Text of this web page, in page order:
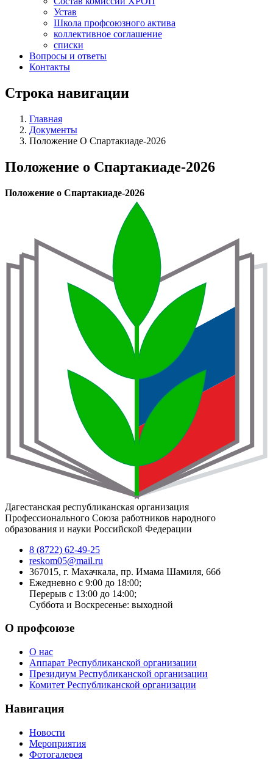
Устав
Школа профсоюзного актива
коллективное соглашение
списки
Вопросы и ответы
Контакты
Строка навигации
Главная
Документы
Положение О Спартакиаде-2026
Положение о Спартакиаде-2026
Положение о Спартакиаде-2026
Дагестанская республиканская организация
Профессионального Союза работников народного
образования и науки Российской Федерации
8 (8722) 62-49-25
reskom05@mail.ru
367015, г. Махачкала, пр. Имама Шамиля, 66б
Ежедневно с 9:00 до 18:00;
Перерыв с 13:00 до 14:00;
Суббота и Воскресенье: выходной
О профсоюзе
О нас
Аппарат Республиканской организации
Президиум Республиканской организации
Комитет Республиканской организации
Навигация
Новости
Мероприятия
Фотогалерея